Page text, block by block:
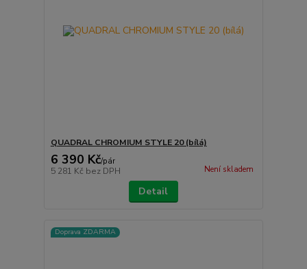
QUADRAL CHROMIUM STYLE 20 (bílá)
6 390 Kč/pár
5 281 Kč bez DPH Není skladem
Detail
Doprava ZDARMA